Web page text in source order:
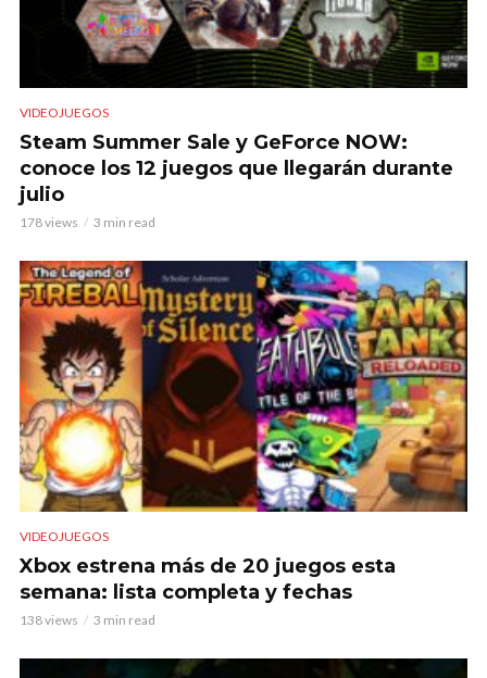
VIDEOJUEGOS
Steam Summer Sale y GeForce NOW:
conoce los 12 juegos que llegarán durante
julio
178 views 3 min read
VIDEOJUEGOS
Xbox estrena más de 20 juegos esta
semana: lista completa y fechas
138 views 3 min read